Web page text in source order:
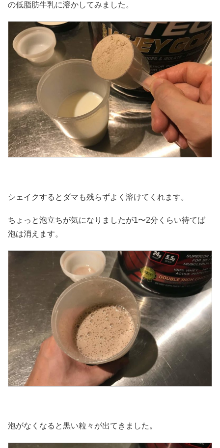
の低脂肪牛乳に溶かしてみました。
シェイクするとダマも残らずよく溶けてくれます。
ちょっと泡立ちが気になりましたが1〜2分くらい待てば
泡は消えます。
泡がなくなると黒い粒々が出てきました。